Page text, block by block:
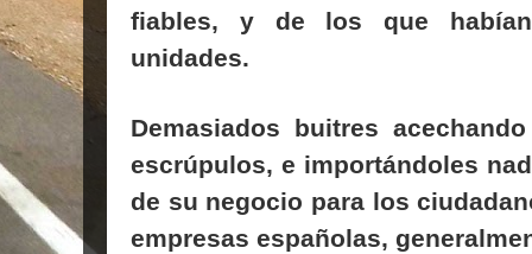
fiables, y de los que habían
unidades.
Demasiados buitres
escrúpulos, e importándoles
de su negocio para los
empresas españolas,